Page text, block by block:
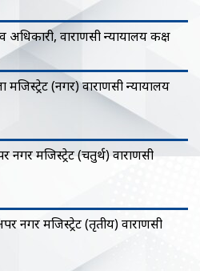
अधिकारी, वाराणसी न्यायालय कक्ष
मजिस्ट्रेट (नगर) वाराणसी न्यायालय
नगर मजिस्ट्रेट (चतुर्थ) वाराणसी
नगर मजिस्ट्रेट (तृतीय) वाराणसी